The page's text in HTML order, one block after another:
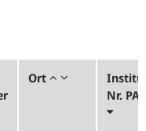
Ort
Nr.